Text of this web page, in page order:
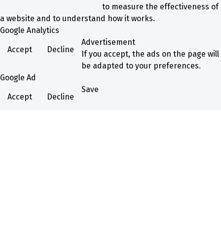
to measure the effectiveness of
a website and to understand how it works.
Google Analytics
Accept Decline
Advertisement
If you accept, the ads on the page will
be adapted to your preferences.
Google Ad
Accept Decline
Save